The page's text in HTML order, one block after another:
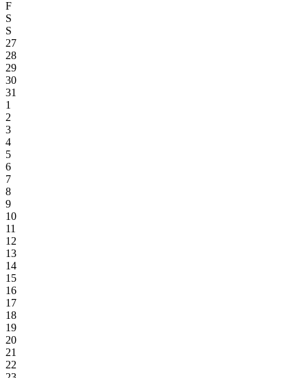
F
S
S
27
28
29
30
31
1
2
3
4
5
6
7
8
9
10
11
12
13
14
15
16
17
18
19
20
21
22